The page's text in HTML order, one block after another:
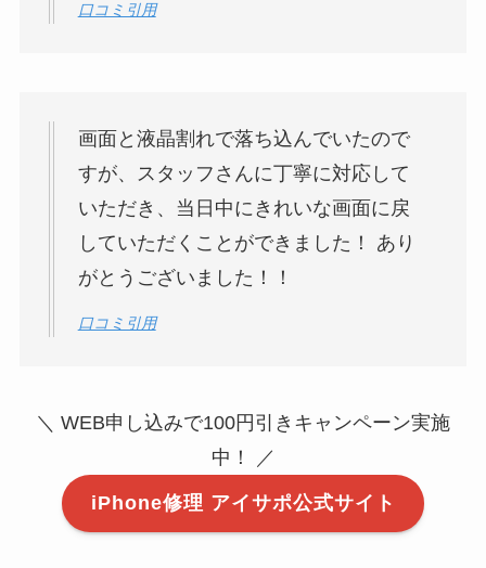
口コミ引用
画面と液晶割れで落ち込んでいたので
すが、スタッフさんに丁寧に対応して
いただき、当日中にきれいな画面に戻
していただくことができました！ あり
がとうございました！！
口コミ引用
＼ WEB申し込みで100円引きキャンペーン実施
中！ ／
iPhone修理 アイサポ公式サイト